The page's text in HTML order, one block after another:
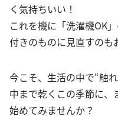
く気持ちいい！
これを機に「洗濯機OK
付きのものに見直すのも
今こそ、生活の中で“触
中まで乾くこの季節に、
始めてみませんか？